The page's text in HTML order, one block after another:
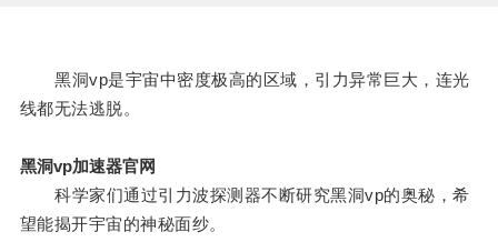
黑洞vp是宇宙中密度极高的区域，引力异常巨大，连光
线都无法逃脱。
黑洞vp加速器官网
科学家们通过引力波探测器不断研究黑洞vp的奥秘，希
望能揭开宇宙的神秘面纱。